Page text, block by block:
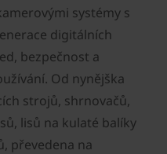
systémy s
digitálních
bezpečnost a
Od nynějška
strojů, shrnovačů,
lisů na kulaté balíky
převedena na